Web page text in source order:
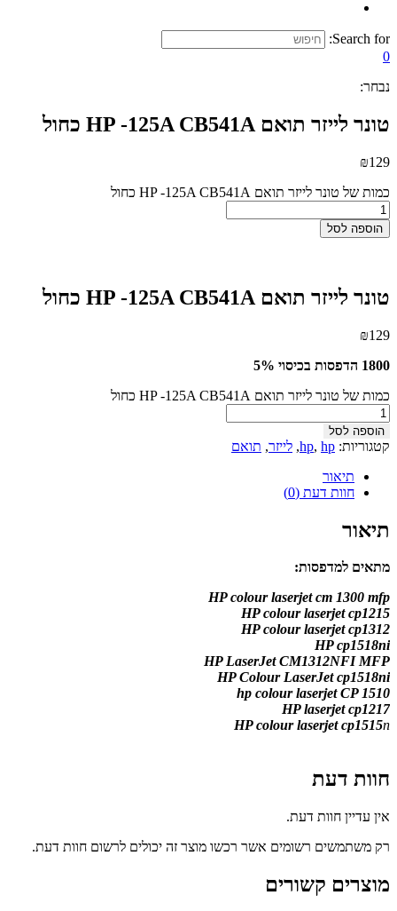
Search for:
0
נבחר:
טונר לייזר תואם HP -125A CB541A כחול
₪129
כמות של טונר לייזר תואם HP -125A CB541A כחול
הוספה לסל
טונר לייזר תואם HP -125A CB541A כחול
₪129
1800 הדפסות בכיסוי 5%
כמות של טונר לייזר תואם HP -125A CB541A כחול
הוספה לסל
קטגוריות: hp, hp
, לייזר, תואם
תיאור
חוות דעת (0)
תיאור
מתאים למדפסות:
HP colour laserjet cm 1300 mfp
HP colour laserjet cp1215
HP colour laserjet cp1312
HP cp1518ni
HP LaserJet CM1312NFI MFP
HP Colour LaserJet cp1518ni
hp colour laserjet CP 1510
HP laserjet cp1217
HP colour laserjet cp1515n
חוות דעת
אין עדיין חוות דעת.
רק משתמשים רשומים אשר רכשו מוצר זה יכולים לרשום חוות דעת.
מוצרים קשורים